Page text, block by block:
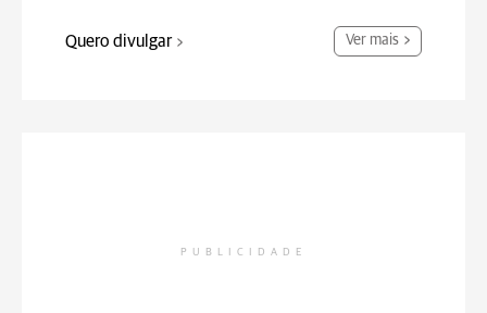
Quero divulgar Ver mais
PUBLICIDADE